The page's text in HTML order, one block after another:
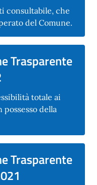
consultabile, che
del Comune.
Trasparente
totale ai
della
Trasparente